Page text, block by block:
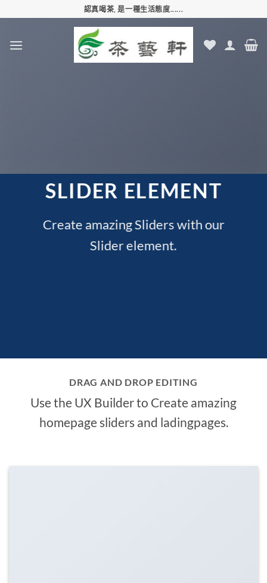
to
認真喝茶, 是一種生活態度......
SLIDER ELEMENT
Create amazing Sliders with our
Slider element.
DRAG AND DROP EDITING
Use the UX Builder to Create amazing
homepage sliders and ladingpages.